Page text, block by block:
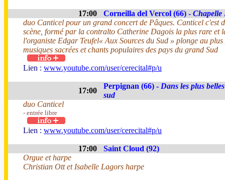
17:00 Corneilla del Vercol (66) - Chapelle
duo Canticel pour un grand concert de Pâques. Canticel c'est
scène, formé par la contralto Catherine Dagois la plus rare et
l'organiste Edgar Teufel« Aux Sources du Sud » plonge au
musiques sacrées et chants populaires des pays du grand Sud
Lien : www.youtube.com/user/cerecital#p/u
17:00
Perpignan (66) - Dans les plus
sud
duo Canticel
- entrée libre
Lien : www.youtube.com/user/cerecital#p/u
17:00
Saint Cloud (92)
Orgue et harpe
Christian Ott et Isabelle Lagors harpe